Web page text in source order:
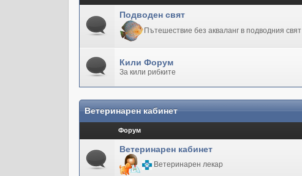
Подводен свят
Пътешествие без акваланг в подводния свят
Кили Форум
За кили рибките
Ветеринарен кабинет
Форум
Ветеринарен кабинет
Ветеринарен лекар